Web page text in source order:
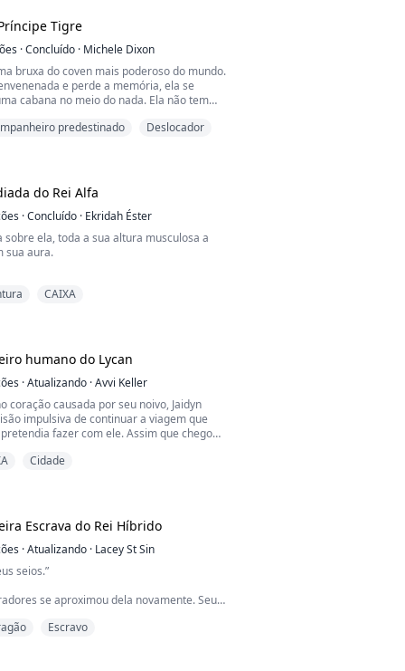
que ele estava mostrando começou
no meu interi...
Tigre
·Concluído · Michele Dixon
bruxa do coven mais poderoso do mundo.
e perde a memória, ela se
cabana no meio do nada. Ela não tem
para morrer. Seja o que for que os at...
predestinado Deslocador
do Rei Alfa
·Concluído · Ekridah Éster
sobre ela, toda a sua altura musculosa a
sua aura.
um sorriso casual a curvar seus lábios.
ambos bêbados, não estávamos?”
repente, ele alcançou suas mãos ...
CAIXA
humano do Lycan
·Atualizando ·Avvi Keller
coração causada por seu noivo, Jaidyn
impulsiva de continuar a viagem que
fazer com ele. Assim que chegou
homem enigmático. No entanto,
Cidade
Escrava do Rei Híbrido
·Atualizando · Lacey St Sin
seios.”
se aproximou dela novamente. Seu
Escravo